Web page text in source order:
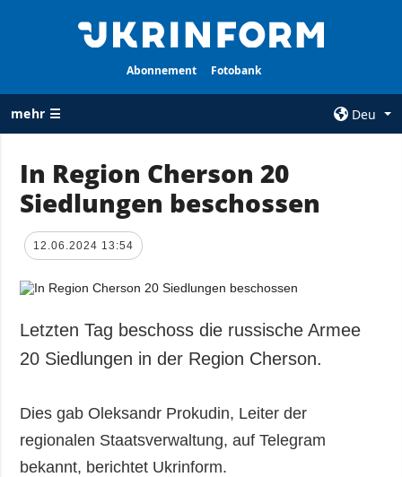
Abonnement Fotobank
mehr ☰
Deu
ALLE
RUBRIKEN
Krieg
der Ukraine
Politik
Wirtschaft
Gesellschaft und
Kultur
Sport
AGENTUR
services
Vertraulichkeit
und zum Schutz
In Region Cherson 20
Siedlungen beschossen
12.06.2024 13:54
Letzten Tag beschoss die russische Armee
20 Siedlungen in der Region Cherson.
Dies gab Oleksandr Prokudin, Leiter der
regionalen Staatsverwaltung, auf Telegram
bekannt, berichtet Ukrinform.